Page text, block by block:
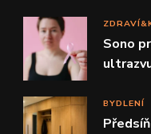
Sono
BYDLENÍ